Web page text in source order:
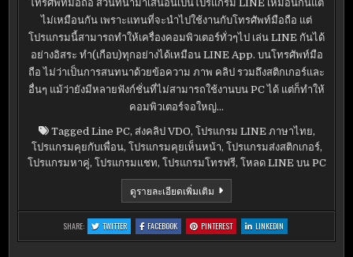
โทรศัพท์มือถือ ส่วนที่นำมาเสนอนี้เป็นโปรแกรม LINE เหมือนกันแต่
ไม่เหมือนกัน เพราะแทนที่จะนำไปใช้งานกับโทรศัพท์มือถือ แต่
โปรแกรมนี้สามารถทำให้เครื่องคอมพิวเตอร์ทั่วๆไป เล่น LINE กันได้
อย่างอิสระ ทำ(เกือบ)ทุกอย่างได้เหมือน LINE App. บนโทรศัพท์มือ
ถือ ไม่ว่าเป็นการสนทนาด้วยข้อความ ภาพ คลิป รวมถึงสติกเกอร์และ
อื่นๆ แม้ว่ายังมีหลายฟังก์ชั่นที่ไม่สามารถใช้งานบน PC ได้ แต่ก็ทำให้
คอมพิวเตอร์จอใหญ่…
Tagged Line PC, ส่งคลิป VDO, โปรแกรม LINE ภาษาไทย,
โปรแกรมคุยกับเพื่อน, โปรแกรมคุยเห็นหน้า, โปรแกรมส่งสติกเกอร์,
โปรแกรมหาคู่, โปรแกรมแชท, โปรแกรมโทรฟรี, โหลด LINE บน PC
ดูรายละเอียดเพิ่มเติม LINE
4.0.3.369
SHARE: TWITTER:
LINE
4.0.3.369
FACEBOOK:
LINE
4.0.3.369
PINTEREST:
LINE
4.0.3.369
LINKEDIN:
LINE
4.0.3.369